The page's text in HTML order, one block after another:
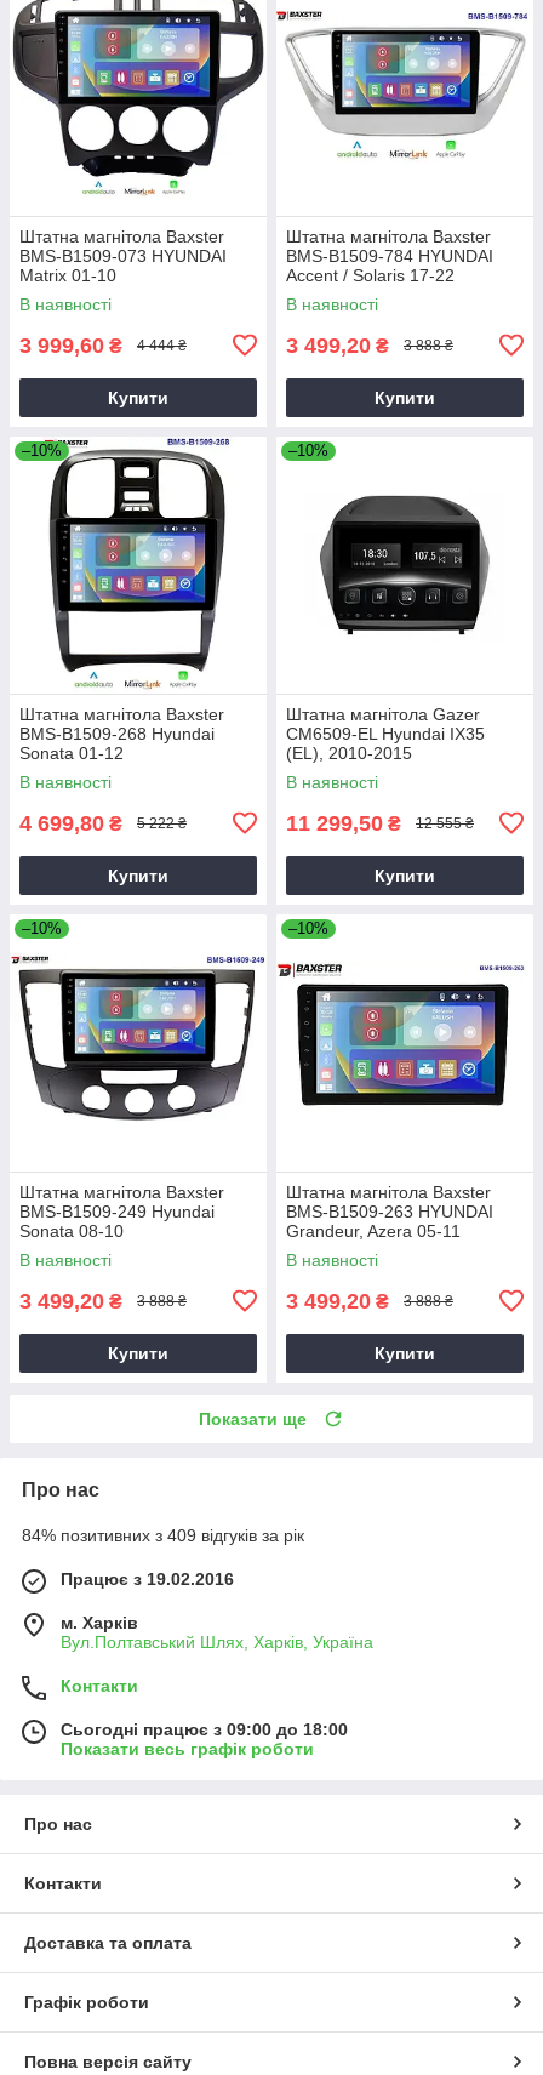
Штатна магнітола Baxster
BMS-B1509-073 HYUNDAI
Matrix 01-10
В наявності
3 999,60 ₴ 4 444 ₴
Купити
Штатна магнітола Baxster
BMS-B1509-784 HYUNDAI
Accent / Solaris 17-22
В наявності
3 499,20 ₴ 3 888 ₴
Купити
–10%
Штатна магнітола Baxster
BMS-B1509-268 Hyundai
Sonata 01-12
В наявності
4 699,80 ₴ 5 222 ₴
Купити
–10%
Штатна магнітола Gazer
CM6509-EL Hyundai IX35
(EL), 2010-2015
В наявності
11 299,50 ₴ 12 555 ₴
Купити
–10%
Штатна магнітола Baxster
BMS-B1509-249 Hyundai
Sonata 08-10
В наявності
3 499,20 ₴ 3 888 ₴
Купити
–10%
Штатна магнітола Baxster
BMS-B1509-263 HYUNDAI
Grandeur, Azera 05-11
В наявності
3 499,20 ₴ 3 888 ₴
Купити
Показати ще
Про нас
84% позитивних з 409 відгуків за рік
Працює з 19.02.2016
м. Харків
Вул.Полтавський Шлях, Харків, Україна
Контакти
Сьогодні працює з 09:00 до 18:00
Показати весь графік роботи
Про нас
Контакти
Доставка та оплата
Графік роботи
Повна версія сайту